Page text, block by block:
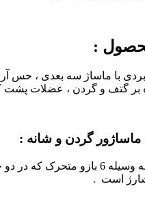
:
با ماساژ سه بعدی ، حس
بر گتف و گردن ، عضلات پشت
گردن و شانه :
شارژ است .